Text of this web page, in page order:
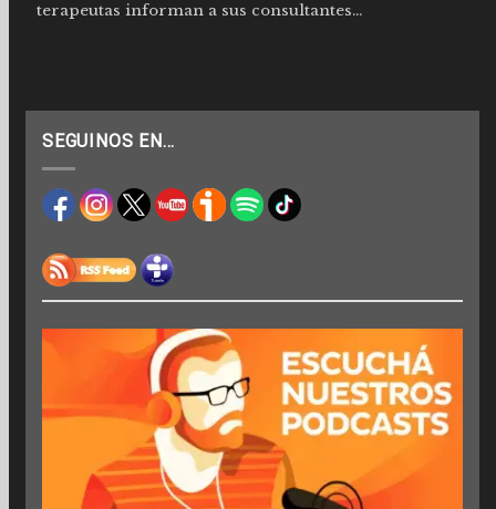
terapeutas informan a sus consultantes...
SEGUINOS EN…